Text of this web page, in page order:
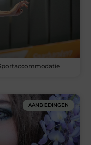
AANBIEDINGEN